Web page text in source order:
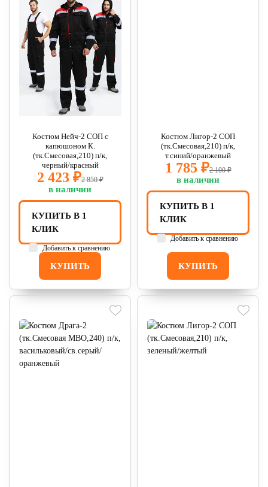
Костюм Нейч-2 СОП с
капюшоном К.
(тк.Смесовая,210) п/к,
черный/красный
2 423 ₽2 850 ₽
в наличии
КУПИТЬ
КУПИТЬ В 1
КЛИК
Добавить к сравнению
Костюм Лигор-2 СОП
(тк.Смесовая,210) п/к,
т.синий/оранжевый
1 785 ₽2 100 ₽
в наличии
КУПИТЬ
КУПИТЬ В 1
КЛИК
Добавить к сравнению